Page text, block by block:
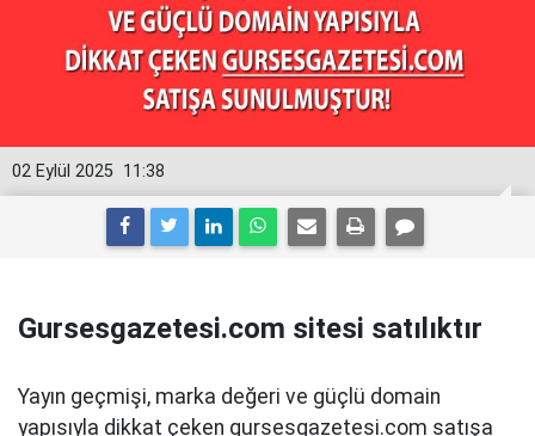
11:38
02 Eylül 2025
Gursesgazetesi.com sitesi satılıktır
Yayın geçmişi, marka değeri ve güçlü domain
yapısıyla dikkat çeken gursesgazetesi.com satışa